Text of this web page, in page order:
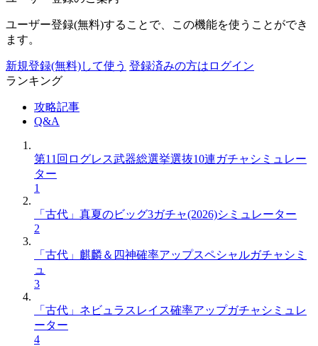
ユーザー登録(無料)することで、この機能を使うことができ
ます。
新規登録(無料)して使う 登録済みの方はログイン
ランキング
攻略記事
Q&A
第11回ログレス武器総選挙選抜10連ガチャシミュレー
ター
1
「古代」真夏のビッグ3ガチャ(2026)シミュレーター
2
「古代」麒麟＆四神確率アップスペシャルガチャシミ
ュ
3
「古代」ネビュラスレイス確率アップガチャシミュレ
ーター
4